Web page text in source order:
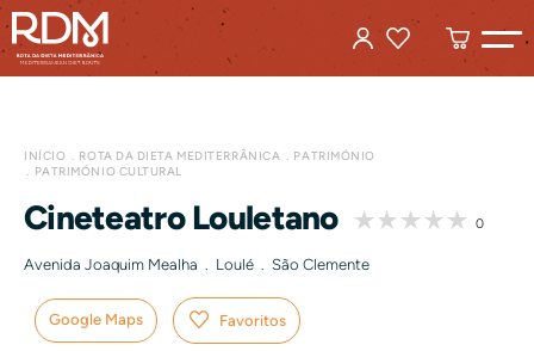
INÍCIO ROTA DA DIETA MEDITERRÂNICA
PATRIMÓNIO
PATRIMÓNIO CULTURAL
Cineteatro Louletano 0
Avenida Joaquim Mealha . Loulé . São Clemente
Google Maps Favoritos